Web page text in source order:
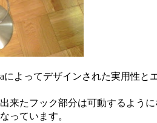
によってデザインされた実用性
来たフック部分は可動するよう
っています。